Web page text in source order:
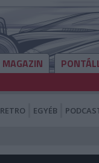
MAGAZIN
RETRO EGYÉB